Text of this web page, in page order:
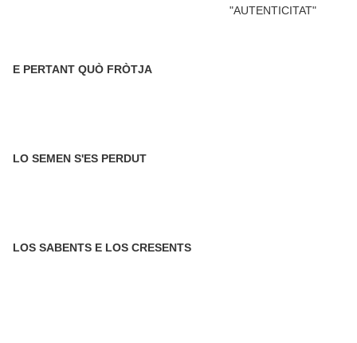
E PERTANT QUÒ FRÒTJA
LO SEMEN S'ES PERDUT
LOS SABENTS E LOS CRESENTS